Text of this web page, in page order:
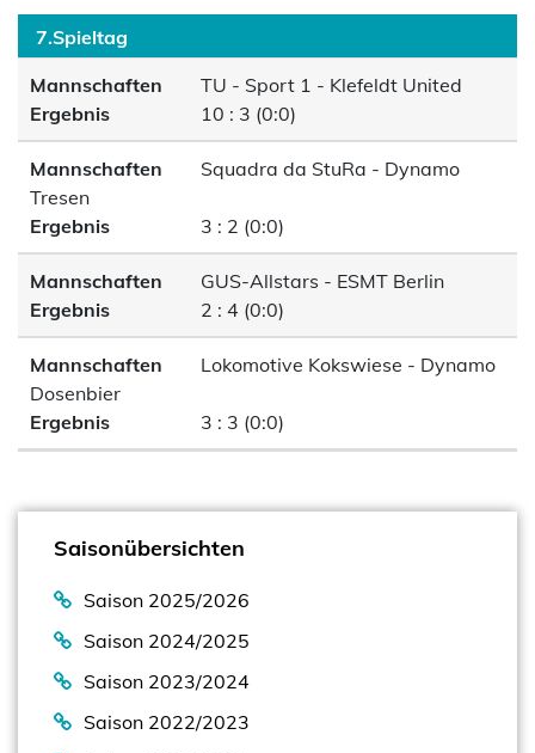
7.Spieltag
Mannschaften
TU - Sport 1 - Klefeldt United
Ergebnis
10 : 3 (0:0)
Mannschaften
Squadra da StuRa - Dynamo
Tresen
Ergebnis
3 : 2 (0:0)
Mannschaften
GUS-Allstars - ESMT Berlin
Ergebnis
2 : 4 (0:0)
Mannschaften
Lokomotive Kokswiese - Dynamo
Dosenbier
Ergebnis
3 : 3 (0:0)
Saisonübersichten
Saison 2025/2026
Saison 2024/2025
Saison 2023/2024
Saison 2022/2023